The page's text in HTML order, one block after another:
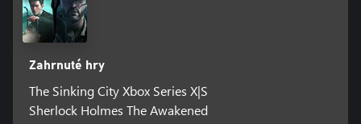
Zahrnuté hry
The Sinking City Xbox Series X|S
Sherlock Holmes The Awakened